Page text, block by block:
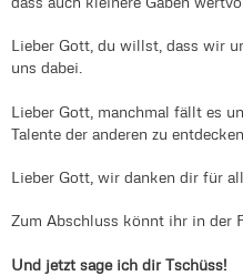
Lieber Gott, du willst, dass wir
uns dabei.
Lieber Gott, manchmal fällt es
Talente der anderen zu
Lieber Gott, wir danken dir für
Zum Abschluss könnt ihr in der
Und jetzt sage ich dir Tschüss!